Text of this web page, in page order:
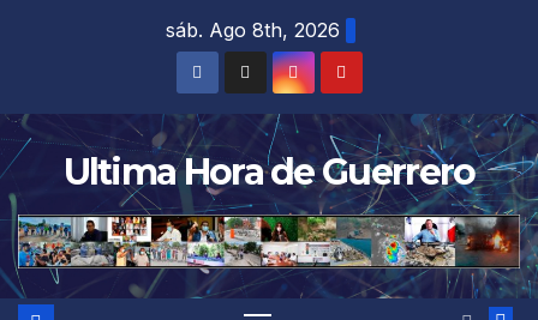
sáb. Ago 8th, 2026
Ultima Hora de Guerrero